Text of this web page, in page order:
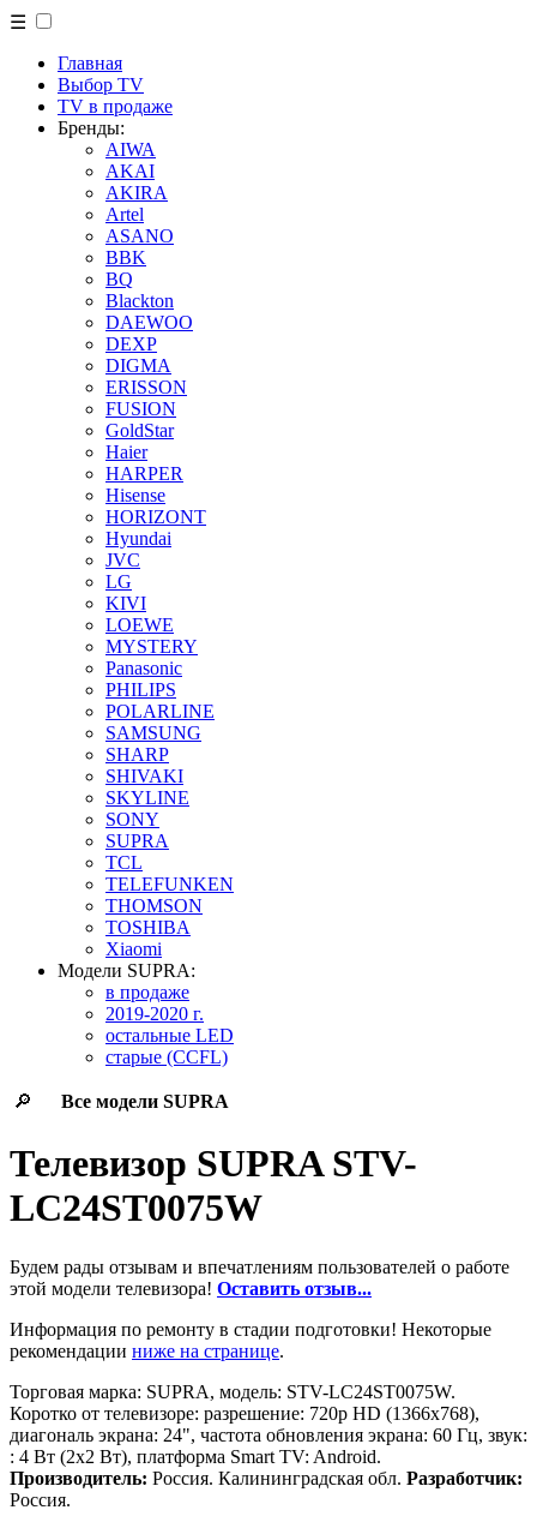
☰
Главная
Выбор TV
TV в продаже
Бренды:
AIWA
AKAI
AKIRA
Artel
ASANO
BBK
BQ
Blackton
DAEWOO
DEXP
DIGMA
ERISSON
FUSION
GoldStar
Haier
HARPER
Hisense
HORIZONT
Hyundai
JVC
LG
KIVI
LOEWE
MYSTERY
Panasonic
PHILIPS
POLARLINE
SAMSUNG
SHARP
SHIVAKI
SKYLINE
SONY
SUPRA
TCL
TELEFUNKEN
THOMSON
TOSHIBA
Xiaomi
Модели SUPRA:
в продаже
2019-2020 г.
остальные LED
старые (CCFL)
🔎 Все модели SUPRA
Телевизор SUPRA STV-
LC24ST0075W
Будем рады отзывам и впечатлениям пользователей о работе
этой модели телевизора! Оставить отзыв...
Информация по ремонту в стадии подготовки! Некоторые
рекомендации ниже на странице.
Торговая марка: SUPRA, модель: STV-LC24ST0075W.
Коротко от телевизоре: разрешение: 720p HD (1366x768),
диагональ экрана: 24", частота обновления экрана: 60 Гц, звук:
: 4 Вт (2x2 Вт), платформа Smart TV: Android.
Производитель: Россия. Калининградская обл. Разработчик:
Россия.